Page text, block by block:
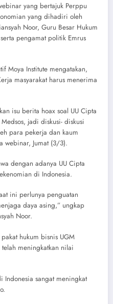
yang bertajuk Perppu
yang dihadiri oleh
Noor, Guru Besar Hukum
pengamat politik Emrus
Moya Institute mengatakan,
masyarakat harus menerima
isu berita hoax soal UU Cipta
jadi diskusi- diskusi
para pekerja dan kaum
webinar, Jumat (3/3).
dengan adanya UU Cipta
di Indonesia.
ini perlunya penguatan
daya asing,” ungkap
Noor.
hukum bisnis UGM
meningkatkan nilai
Indonesia sangat meningkat